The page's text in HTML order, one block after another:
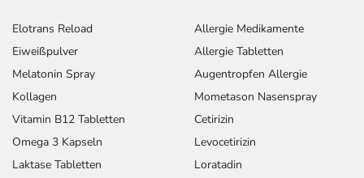
Elotrans Reload
Eiweißpulver
Melatonin Spray
Kollagen
Vitamin B12 Tabletten
Omega 3 Kapseln
Laktase Tabletten
Allergie Medikamente
Allergie Tabletten
Augentropfen Allergie
Mometason Nasenspray
Cetirizin
Levocetirizin
Loratadin